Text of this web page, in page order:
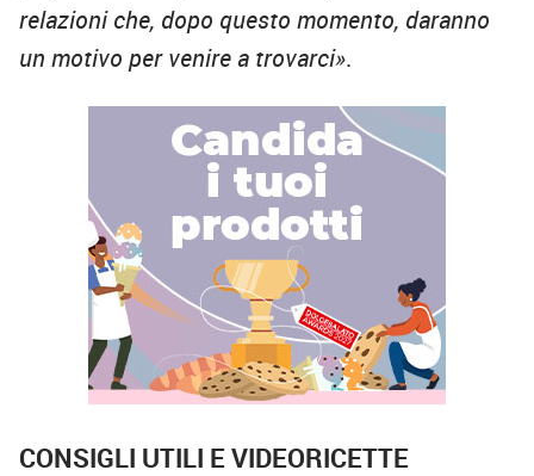
relazioni che, dopo questo momento, daranno
un motivo per venire a trovarci».
CONSIGLI UTILI E VIDEORICETTE